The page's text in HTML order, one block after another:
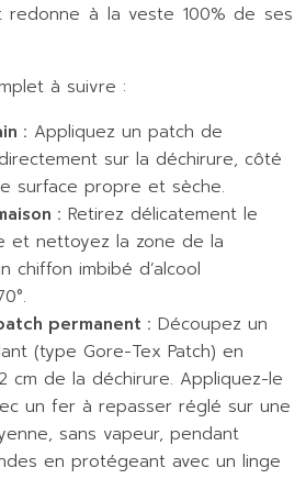
redonne à la veste 100% de ses
à suivre :
: Appliquez un patch de
sur la déchirure, côté
surface propre et sèche.
: Retirez délicatement le
et nettoyez la zone de la
chiffon imbibé d’alcool
permanent : Découpez un
(type Gore-Tex Patch) en
cm de la déchirure. Appliquez-le
un fer à repasser réglé sur une
sans vapeur, pendant
en protégeant avec un linge